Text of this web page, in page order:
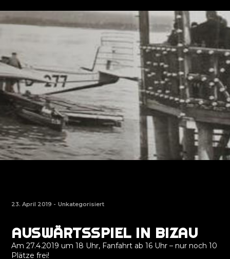
23. April 2019 - Unkategorisiert
AUSWÄRTSSPIEL IN BIZAU
Am 27.4.2019 um 18 Uhr, Fanfahrt ab 16 Uhr – nur noch 10
Plätze frei!